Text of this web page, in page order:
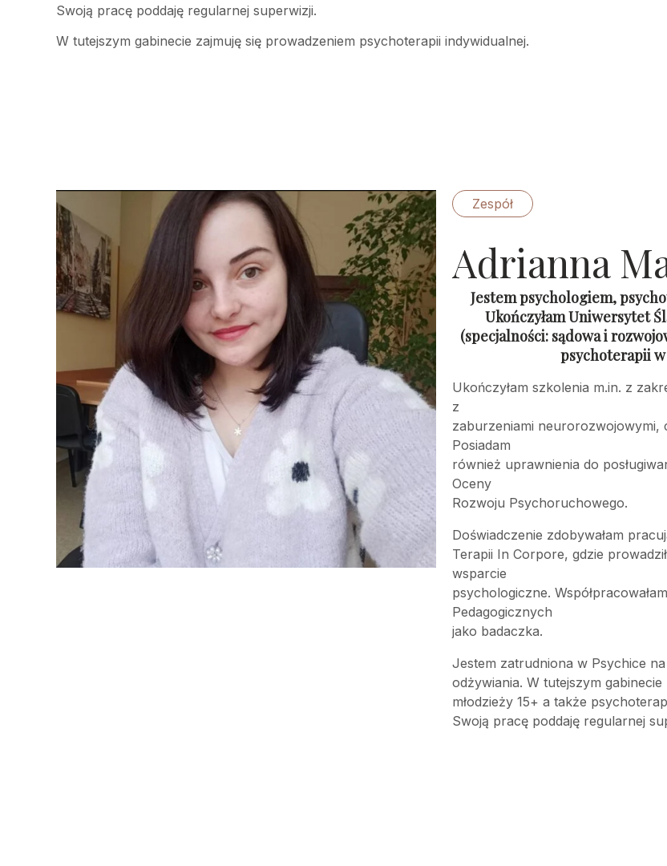
Swoją pracę poddaję regularnej superwizji.
W tutejszym gabinecie zajmuję się prowadzeniem psychoterapii indywidualnej.
Zespół
Adrianna
Jestem psychologiem,
Ukończyłam Uniwersytet
(specjalności: sądowai
psychoterapii
Ukończyłam szkolenia m.in. z
z
zaburzeniami neurorozwojowymi,
Posiadam
również uprawnienia do
Oceny
Rozwoju Psychoruchowego.
Doświadczenie zdobywałam
Terapii In Corpore, gdzie
wsparcie
psychologiczne.
Pedagogicznych
jako badaczka.
Jestem zatrudniona w Psychice
odżywiania. W tutejszym
młodzieży 15+ a także
Swoją pracę poddaję regularnej